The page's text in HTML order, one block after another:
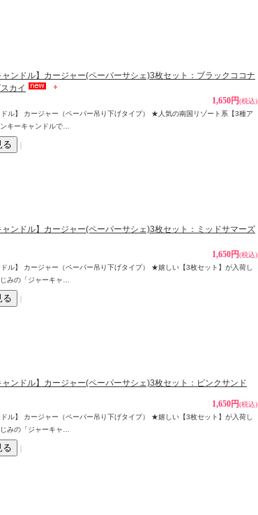
ャンドル】カージャー(ペーパーサシェ)3枚セット：ブラックココナ
カイ
1,650円(税込)
ル】 カージャー（ペーパー吊り下げタイプ） ★人気の南国リゾート系【3種ア
キーキャンドルで…
ャンドル】カージャー(ペーパーサシェ)3枚セット：ミッドサマーズ
1,650円(税込)
ル】 カージャー（ペーパー吊り下げタイプ） ★嬉しい【3枚セット】が入荷し
みの「ジャーキャ…
ャンドル】カージャー(ペーパーサシェ)3枚セット：ピンクサンド
1,650円(税込)
ル】 カージャー（ペーパー吊り下げタイプ） ★嬉しい【3枚セット】が入荷し
みの「ジャーキャ…